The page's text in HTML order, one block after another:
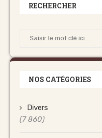
RECHERCHER
NOS CATÉGORIES
Divers
(7 860)